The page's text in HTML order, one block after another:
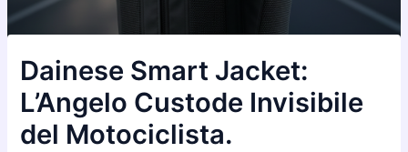
Dainese Smart Jacket:
L’Angelo Custode Invisibile
del Motociclista.